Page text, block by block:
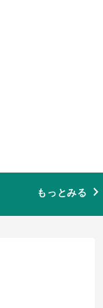
もっとみる